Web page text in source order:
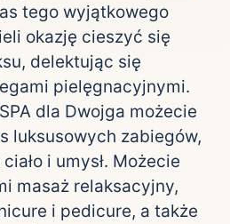
tego wyjątkowego
okazję cieszyć się
delektując się
pielęgnacyjnymi.
dla Dwojga możecie
luksusowych zabiegów,
i umysł. Możecie
masaż relaksacyjny,
i pedicure, a także